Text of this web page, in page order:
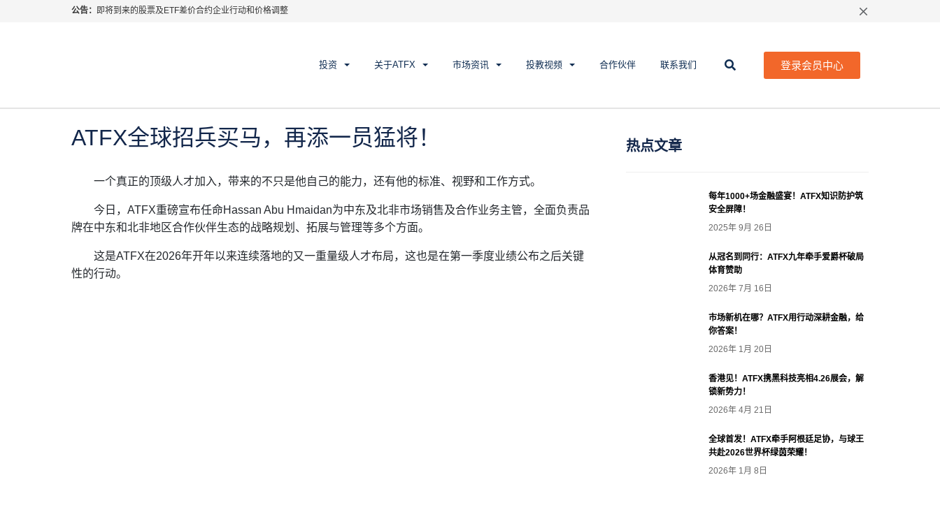
公告： 即将到来的股票及ETF差价合约企业行动和价格调整
投资 关于ATFX 市场资讯 投教视频 合作伙伴 联系我们 登录会员中心
ATFX全球招兵买马，再添一员猛将！
一个真正的顶级人才加入，带来的不只是他自己的能力，还有他的标准、视野和工作方式。
今日，ATFX重磅宣布任命Hassan Abu Hmaidan为中东及北非市场销售及合作业务主管，全面负责品
牌在中东和北非地区合作伙伴生态的战略规划、拓展与管理等多个方面。
这是ATFX在2026年开年以来连续落地的又一重量级人才布局，这也是在第一季度业绩公布之后关键
性的行动。
热点文章
每年1000+场金融盛宴！ATFX知识防护筑
安全屏障！
2025年 9月 26日
从冠名到同行：ATFX九年牵手爱爵杯破局
体育赞助
2026年 7月 16日
市场新机在哪？ATFX用行动深耕金融，给
你答案！
2026年 1月 20日
香港见！ATFX携黑科技亮相4.26展会，解
锁新势力！
2026年 4月 21日
全球首发！ATFX牵手阿根廷足协，与球王
共赴2026世界杯绿茵荣耀！
2026年 1月 8日